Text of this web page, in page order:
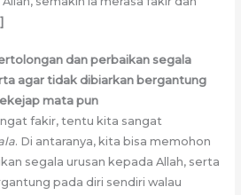
dan perbaikan segala
agar tidak dibiarkan bergantung
mata pun
fakir, tentu kita sangat
. Di antaranya, kita bisa memohon
segala urusan kepada Allah, serta
pada diri sendiri walau